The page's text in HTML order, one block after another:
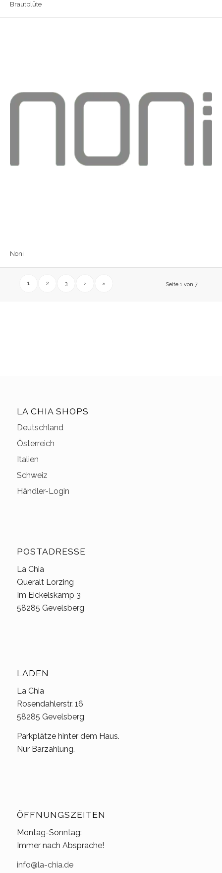
Brautblüte
Noni
Seite 1 von 7
1 2 3 › »
LA CHIA SHOPS
Deutschland
Österreich
Italien
Schweiz
Händler-Login
POSTADRESSE
La Chia
Queralt Lorzing
Im Eickelskamp 3
58285 Gevelsberg
LADEN
La Chia
Rosendahlerstr. 16
58285 Gevelsberg
Parkplätze hinter dem Haus.
Nur Barzahlung.
ÖFFNUNGSZEITEN
Montag-Sonntag:
Immer nach Absprache!
info@la-chia.de